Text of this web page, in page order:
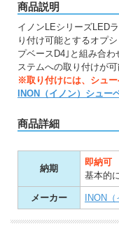
商品説明
イノンLEシリーズLEDラ
り付け可能とするオプ
プベースD4｣と組み合
ステムへの取り付けが
※取り付けには、シュー
INON（イノン）シュー
商品詳細
納期
即納可
基本的
メーカー INON（